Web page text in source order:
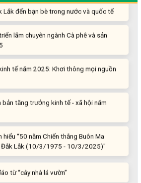
Lắk đến bạn bè trong nước và quốc tế
lãm chuyên ngành Cà phê và sản
tế năm 2025: Khơi thông mọi nguồn
tăng trưởng kinh tế - xã hội năm
“50 năm Chiến thắng Buôn Ma
Đắk Lắk (10/3/1975 - 10/3/2025)"
từ “cây nhà lá vườn”